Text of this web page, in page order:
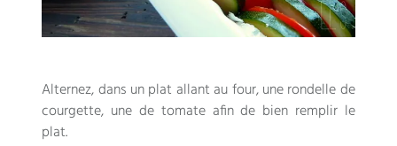
Alternez, dans un plat allant au four, une rondelle de
courgette, une de tomate afin de bien remplir le
plat.